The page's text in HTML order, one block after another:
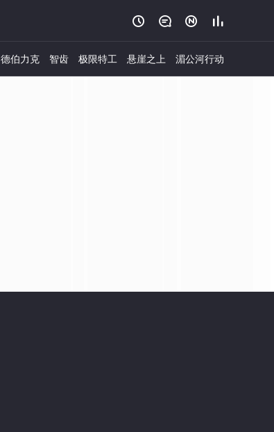
   
德伯力克 智齿 极限特工 悬崖之上 湄公河行动